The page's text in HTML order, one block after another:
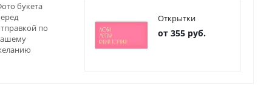
букета
по
Открытки
от 355 руб.